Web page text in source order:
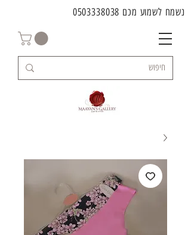
נשמח לשמוע מכם 0503338038